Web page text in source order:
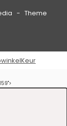
- Theme